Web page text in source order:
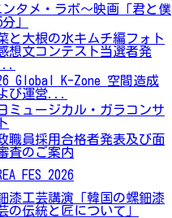
ンタメ・ラボ～映画「君と僕
」
と大根の水キムチ編フォト
想文コンテスト当選者発
Global K-Zone 空間造成
び運営...
ミュージカル・ガラコンサ
職員採用合格者発表及び面
査のご案内
FES 2026
漆工芸講演「韓国の螺鈿漆
の伝統と匠について」